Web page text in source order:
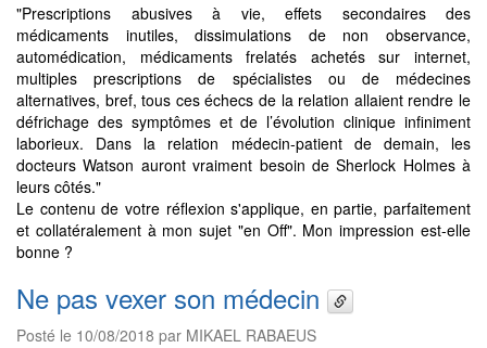
"Prescriptions abusives à vie, effets secondaires des
médicaments inutiles, dissimulations de non observance,
automédication, médicaments frelatés achetés sur internet,
multiples prescriptions de spécialistes ou de médecines
alternatives, bref, tous ces échecs de la relation allaient rendre le
défrichage des symptômes et de l’évolution clinique infiniment
laborieux. Dans la relation médecin-patient de demain, les
docteurs Watson auront vraiment besoin de Sherlock Holmes à
leurs côtés."
Le contenu de votre réflexion s'applique, en partie, parfaitement
et collatéralement à mon sujet "en Off". Mon impression est-elle
bonne ?
Ne pas vexer son médecin
Posté le 10/08/2018 par MIKAEL RABAEUS